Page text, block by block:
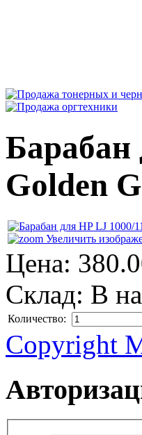
Барабан
Golden
Увеличить
Цена:
Склад: В
Количество:
Copyright